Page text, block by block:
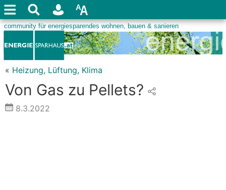
« Heizung, Lüftung, Klima
Von Gas zu Pellets?
8.3.2022